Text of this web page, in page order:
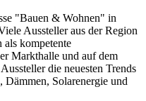
"Bauen & Wohnen" in
Aussteller aus der Region
als kompetente
Markthalle und auf dem
die neuesten Trends
Solarenergie und